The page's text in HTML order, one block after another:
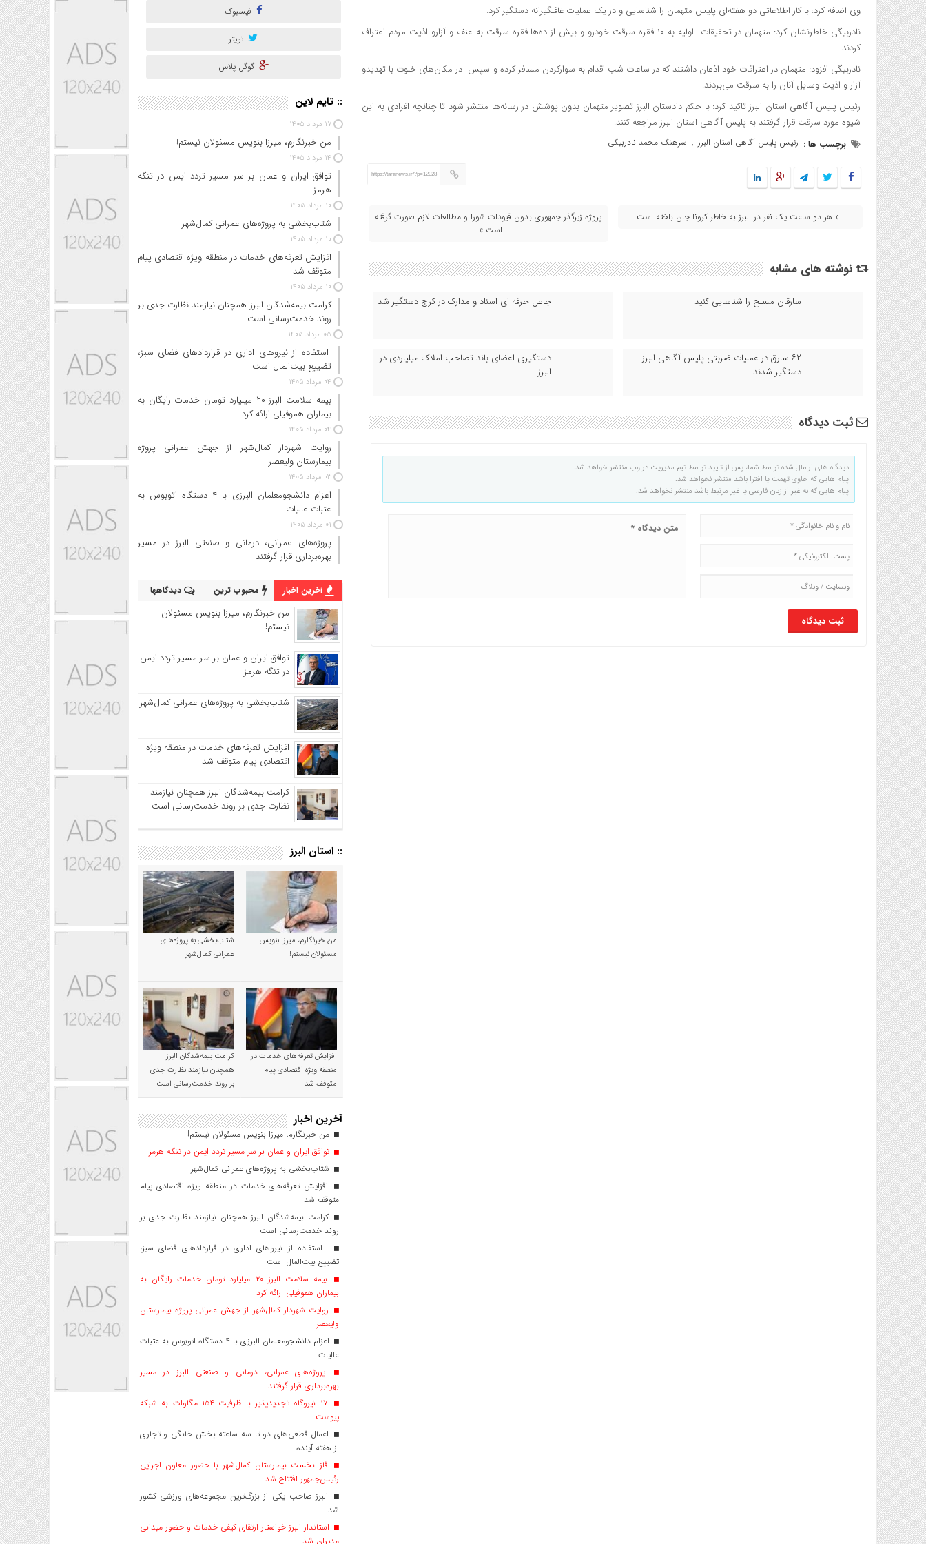
وی اضافه کرد: با کار اطلاعاتی دو هفته‌ای پلیس متهمان را شناسایی و در یک عملیات غافلگیرانه دستگیر کرد.
نادربیگی خاطرنشان کرد: متهمان در تحقیقات اولیه به ۱۰ فقره سرقت خودرو و بیش از ده‌ها فقره سرقت به عنف و آزارو اذیت مردم اعتراف
کردند.
نادربیگی افزود: متهمان در اعترافات خود اذعان داشتند که در ساعات شب اقدام به سوارکردن مسافر کرده و سپس در مکان‌های خلوت با تهدیدو
آزار و اذیت وسایل آنان را به سرقت می‌بردند.
رئیس پلیس آگاهی استان البرز تاکید کرد: با حکم دادستان البرز تصویر متهمان بدون پوشش در رسانه‌ها منتشر شود تا چنانچه افرادی به این
شیوه مورد سرقت قرار گرفتند به پلیس آگاهی استان البرز مراجعه کنند.
برچسب ها : رئیس پلیس آگاهی استان البرز , سرهنگ محمد نادربیگی
https://taranews.ir/?p=12028
« هر دو ساعت یک نفر در البرز به خاطر کرونا جان باخته است
پروژه زیرگذر جمهوری بدون قیودات شورا و مطالعات لازم صورت گرفته
است »
نوشته های مشابه
سارقان مسلح را شناسایی کنید جاعل حرفه ای اسناد و مدارک در کرج دستگیر شد
۶۲ سارق در عملیات ضربتی پلیس آگاهی البرز
دستگیر شدند
دستگیری اعضای باند تصاحب املاک میلیاردی در
البرز
ثبت دیدگاه
دیدگاه های ارسال شده توسط شما، پس از تایید توسط تیم مدیریت در وب منتشر خواهد شد.
پیام هایی که حاوی تهمت یا افترا باشد منتشر نخواهد شد.
پیام هایی که به غیر از زبان فارسی یا غیر مرتبط باشد منتشر نخواهد شد.
فیسبوک
تویتر
گوگل پلاس
:: تایم لاین
۱۷ مرداد ۱۴۰۵
من خبرنگارم، میرزا بنویس مسئولان نیستم!
۱۴ مرداد ۱۴۰۵
توافق ایران و عمان بر سر مسیر تردد ایمن در تنگه
هرمز
۱۰ مرداد ۱۴۰۵
شتاب‌بخشی به پروژه‌های عمرانی کمال‌شهر
۱۰ مرداد ۱۴۰۵
افزایش تعرفه‌های خدمات در منطقه ویژه اقتصادی پیام
متوقف شد
۱۰ مرداد ۱۴۰۵
کرامت بیمه‌شدگان البرز همچنان نیازمند نظارت جدی بر
روند خدمت‌رسانی است
۰۵ مرداد ۱۴۰۵
استفاده از نیروهای اداری در قراردادهای فضای سبز،
تضییع بیت‌المال است
۰۴ مرداد ۱۴۰۵
بیمه سلامت البرز ۲۰ میلیارد تومان خدمات رایگان به
بیماران هموفیلی ارائه کرد
۰۴ مرداد ۱۴۰۵
روایت شهردار کمال‌شهر از جهش عمرانی پروژه
بیمارستان ولیعصر
۰۳ مرداد ۱۴۰۵
اعزام دانشجو‌معلمان البرزی با ۴ دستگاه اتوبوس به
عتبات عالیات
۰۱ مرداد ۱۴۰۵
پروژه‌های عمرانی، درمانی و صنعتی البرز در مسیر
بهره‌برداری قرار گرفتند
آخرین اخبار محبوب ترین دیدگاهها
من خبرنگارم، میرزا بنویس مسئولان
نیستم!
توافق ایران و عمان بر سر مسیر تردد ایمن
در تنگه هرمز
شتاب‌بخشی به پروژه‌های عمرانی کمال‌شهر
افزایش تعرفه‌های خدمات در منطقه ویژه
اقتصادی پیام متوقف شد
کرامت بیمه‌شدگان البرز همچنان نیازمند
نظارت جدی بر روند خدمت‌رسانی است
:: استان البرز
من خبرنگارم، میرزا بنویس
مسئولان نیستم!
شتاب‌بخشی به پروژه‌های
عمرانی کمال‌شهر
افزایش تعرفه‌های خدمات در
منطقه ویژه اقتصادی پیام
متوقف شد
کرامت بیمه‌شدگان البرز
همچنان نیازمند نظارت جدی
بر روند خدمت‌رسانی است
آخرین اخبار
من خبرنگارم، میرزا بنویس مسئولان نیستم!
توافق ایران و عمان بر سر مسیر تردد ایمن در تنگه هرمز
شتاب‌بخشی به پروژه‌های عمرانی کمال‌شهر
افزایش تعرفه‌های خدمات در منطقه ویژه اقتصادی پیام
متوقف شد
کرامت بیمه‌شدگان البرز همچنان نیازمند نظارت جدی بر
روند خدمت‌رسانی است
استفاده از نیروهای اداری در قراردادهای فضای سبز،
تضییع بیت‌المال است
بیمه سلامت البرز ۲۰ میلیارد تومان خدمات رایگان به
بیماران هموفیلی ارائه کرد
روایت شهردار کمال‌شهر از جهش عمرانی پروژه بیمارستان
ولیعصر
اعزام دانشجو‌معلمان البرزی با ۴ دستگاه اتوبوس به عتبات
عالیات
پروژه‌های عمرانی، درمانی و صنعتی البرز در مسیر
بهره‌برداری قرار گرفتند
۱۷ نیروگاه تجدیدپذیر با ظرفیت ۱۵۴ مگاوات به شبکه
پیوست
اعمال قطعی‌های دو تا سه ساعته بخش خانگی و تجاری
از هفته آینده
فاز نخست بیمارستان کمال‌شهر با حضور معاون اجرایی
رئیس‌جمهور افتتاح شد
البرز صاحب یکی از بزرگ‌ترین مجموعه‌های ورزشی کشور
شد
استاندار البرز خواستار ارتقای کیفی خدمات و حضور میدانی
مدیران شد